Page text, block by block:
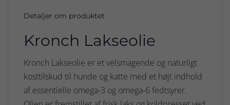
Detaljer om produktet
Kronch Lakseolie
Kronch Lakseolie er et velsmagende og naturligt
kosttilskud til hunde og katte med et højt indhold
af essentielle omega-3 og omega-6 fedtsyrer.